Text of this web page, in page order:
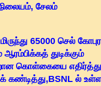
சேலம்
65000 செல்
துடிக்கும்
கொள்கையை
கண்டித்து,BSNL ல்